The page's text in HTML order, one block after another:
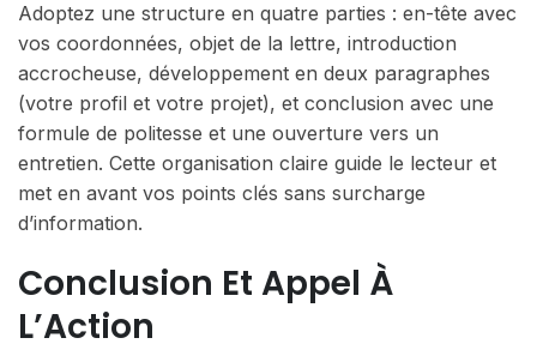
Adoptez une structure en quatre parties : en-tête avec
vos coordonnées, objet de la lettre, introduction
accrocheuse, développement en deux paragraphes
(votre profil et votre projet), et conclusion avec une
formule de politesse et une ouverture vers un
entretien. Cette organisation claire guide le lecteur et
met en avant vos points clés sans surcharge
d’information.
Conclusion Et Appel À
L’Action